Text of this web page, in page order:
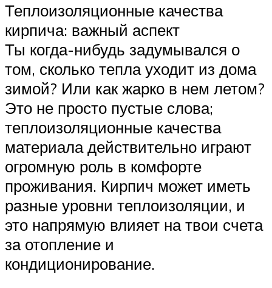
Теплоизоляционные качества
кирпича: важный аспект
Ты когда-нибудь задумывался о
том, сколько тепла уходит из дома
зимой? Или как жарко в нем летом?
Это не просто пустые слова;
теплоизоляционные качества
материала действительно играют
огромную роль в комфорте
проживания. Кирпич может иметь
разные уровни теплоизоляции, и
это напрямую влияет на твои счета
за отопление и
кондиционирование.